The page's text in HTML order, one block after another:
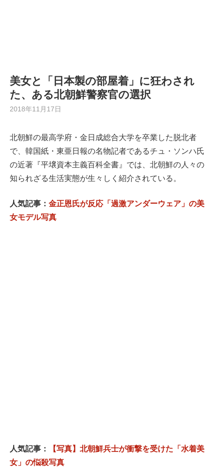
美女と「日本製の部屋着」に狂わされ
た、ある北朝鮮警察官の選択
2018年11月17日
北朝鮮の最高学府・金日成総合大学を卒業した脱北者
で、韓国紙・東亜日報の名物記者であるチュ・ソンハ氏
の近著『平壌資本主義百科全書』では、北朝鮮の人々の
知られざる生活実態が生々しく紹介されている。
人気記事： 金正恩氏が反応「過激アンダーウェア」の美
女モデル写真
人気記事：
【写真】北朝鮮兵士が衝撃を受けた「水着美
女」の悩殺写真